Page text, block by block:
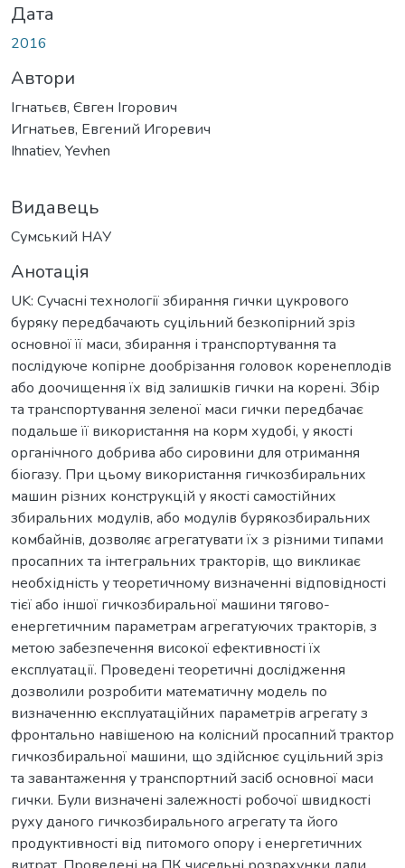
Дата
2016
Автори
Ігнатьєв, Євген Ігорович
Игнатьев, Евгений Игоревич
Ihnatiev, Yevhen
Видавець
Сумський НАУ
Анотація
UK: Сучасні технології збирання гички цукрового
буряку передбачають суцільний безкопірний зріз
основної її маси, збирання і транспортування та
послідуюче копірне дообрізання головок коренеплодів
або доочищення їх від залишків гички на корені. Збір
та транспортування зеленої маси гички передбачає
подальше її використання на корм худобі, у якості
органічного добрива або сировини для отримання
біогазу. При цьому використання гичкозбиральних
машин різних конструкцій у якості самостійних
збиральних модулів, або модулів бурякозбиральних
комбайнів, дозволяє агрегатувати їх з різними типами
просапних та інтегральних тракторів, що викликає
необхідність у теоретичному визначенні відповідності
тієї або іншої гичкозбиральної машини тягово-
енергетичним параметрам агрегатуючих тракторів, з
метою забезпечення високої ефективності їх
експлуатації. Проведені теоретичні дослідження
дозволили розробити математичну модель по
визначенню експлуатаційних параметрів агрегату з
фронтально навішеною на колісний просапний трактор
гичкозбиральної машини, що здійснює суцільний зріз
та завантаження у транспортний засіб основної маси
гички. Були визначені залежності робочої швидкості
руху даного гичкозбирального агрегату та його
продуктивності від питомого опору і енергетичних